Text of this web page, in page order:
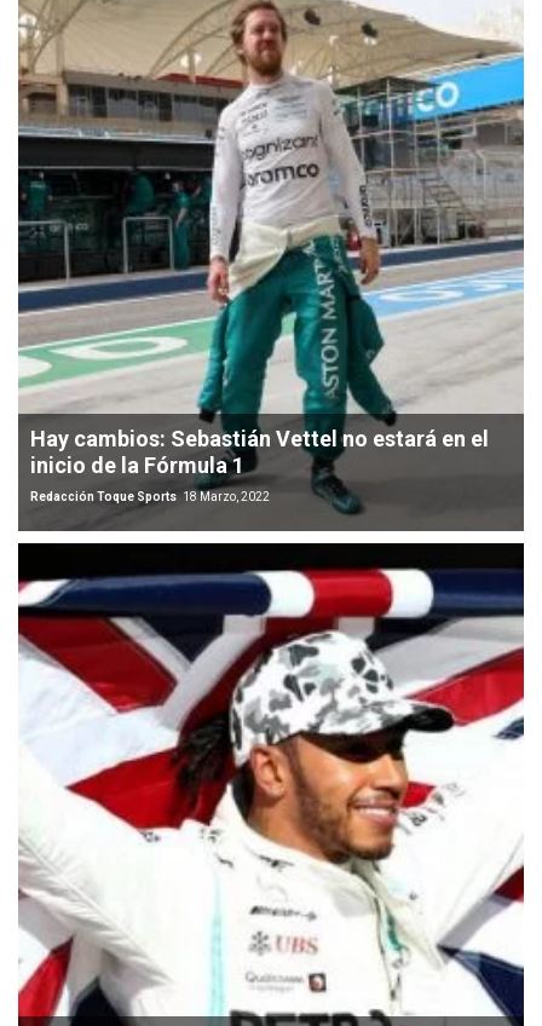
Hay cambios: Sebastián Vettel no estará en el
inicio de la Fórmula 1
Redacción Toque Sports 18 Marzo, 2022